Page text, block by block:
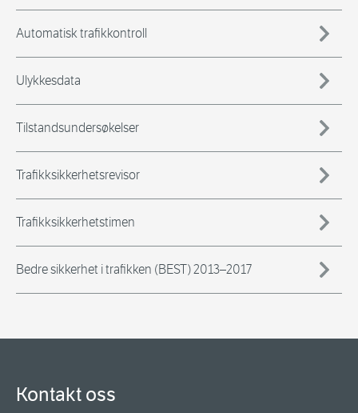
Automatisk trafikkontroll
Ulykkesdata
Tilstandsundersøkelser
Trafikksikkerhetsrevisor
Trafikksikkerhetstimen
Bedre sikkerhet i trafikken (BEST) 2013–2017
Kontakt oss